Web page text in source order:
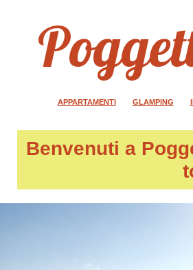
APPARTAMENTI GLAMPING
Benvenuti a